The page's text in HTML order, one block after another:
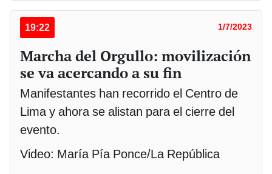
19:22 1/7/2023
Marcha del Orgullo: movilización
se va acercando a su fin
Manifestantes han recorrido el Centro de
Lima y ahora se alistan para el cierre del
evento.
Video: María Pía Ponce/La República